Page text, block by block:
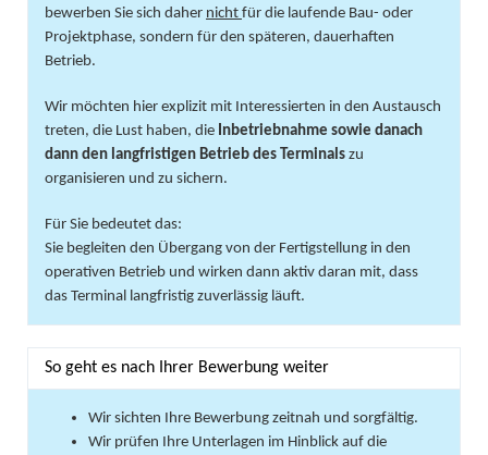
bewerben Sie sich daher nichtfür die laufende Bau- oder
Projektphase, sondern für den späteren, dauerhaften
Betrieb.
Wir möchten hier explizit mit Interessierten in den Austausch
treten, die Lust haben, die Inbetriebnahme sowie danach
dann den langfristigen Betrieb des Terminalszu
organisieren und zu sichern.
Für Sie bedeutet das:
Sie begleiten den Übergang von der Fertigstellung in den
operativen Betrieb und wirken dann aktiv daran mit, dass
das Terminal langfristig zuverlässig läuft.
So geht es nach Ihrer Bewerbung weiter
Wir sichten Ihre Bewerbung zeitnah und sorgfältig.
Wir prüfen Ihre Unterlagen im Hinblick auf die